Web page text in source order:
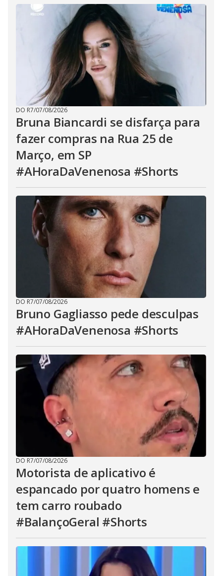
DO R7/07/08/2026
Bruna Biancardi se disfarça para
fazer compras na Rua 25 de
Março, em SP
#AHoraDaVenenosa #Shorts
DO R7/07/08/2026
Bruno Gagliasso pede desculpas
#AHoraDaVenenosa #Shorts
DO R7/07/08/2026
Motorista de aplicativo é
espancado por quatro homens e
tem carro roubado
#BalançoGeral #Shorts